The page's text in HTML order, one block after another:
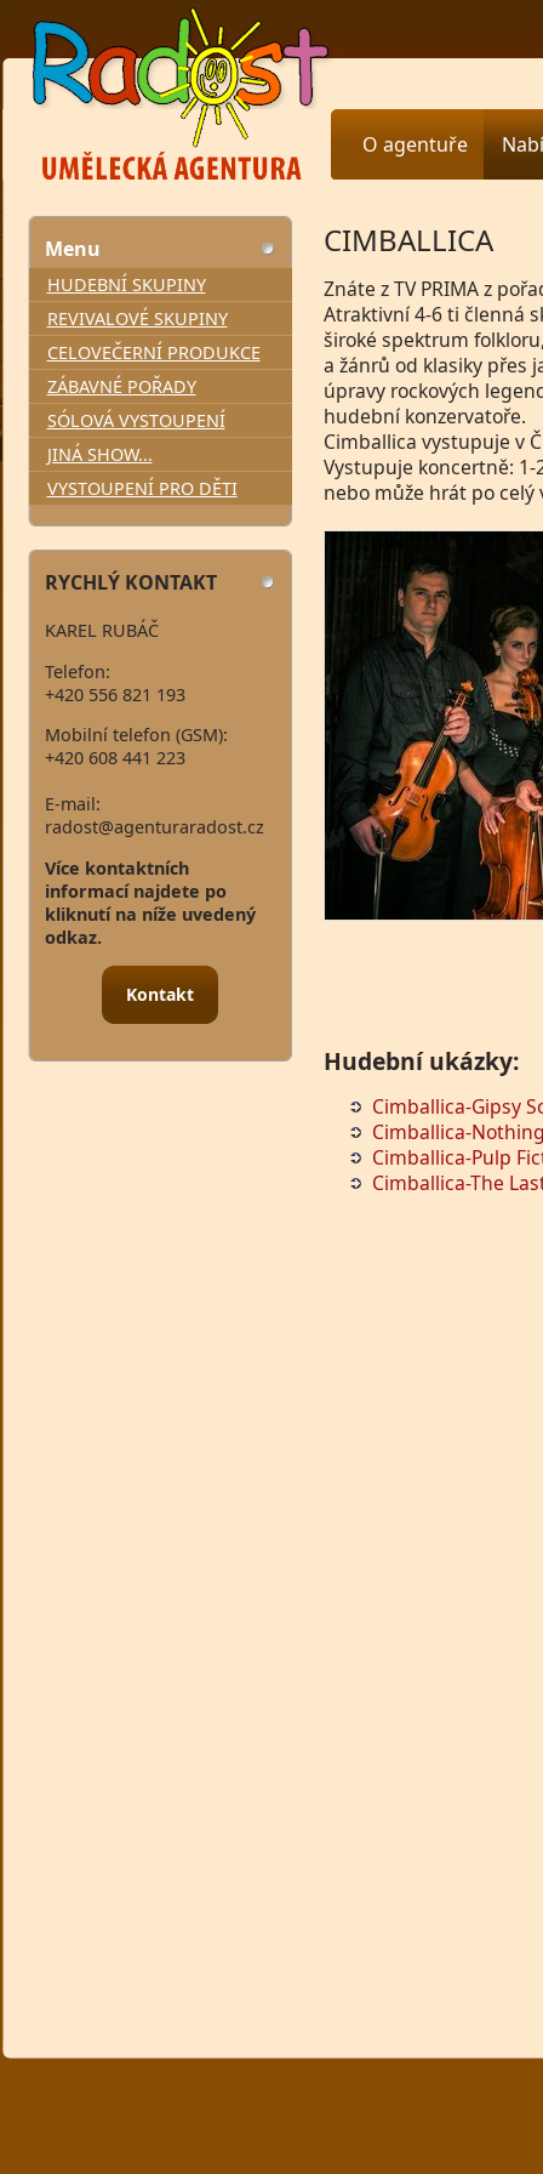
O agentuře
Menu
HUDEBNÍ SKUPINY
REVIVALOVÉ SKUPINY
CELOVEČERNÍ PRODUKCE
ZÁBAVNÉ POŘADY
SÓLOVÁ VYSTOUPENÍ
JINÁ SHOW...
VYSTOUPENÍ PRO DĚTI
RYCHLÝ KONTAKT
KAREL RUBÁČ
Telefon:
+420 556 821 193
Mobilní telefon (GSM):
+420 608 441 223
E-mail:
radost@agenturaradost.cz
Více kontaktních
informací najdete po
kliknutí na níže uvedený
odkaz.
Kontakt
CIMBALLICA
Znáte z TV PRIMA z
Atraktivní 4-6 ti členná
široké spektrum
a žánrů od klasiky přes
úpravy rockových
hudební konzervatoře.
Cimballica vystupuje v
Vystupuje koncertně:
nebo může hrát po celý
Hudební ukázky:
Cimballica-Gipsy
Cimballica-
Cimballica-Pulp
Cimballica-The